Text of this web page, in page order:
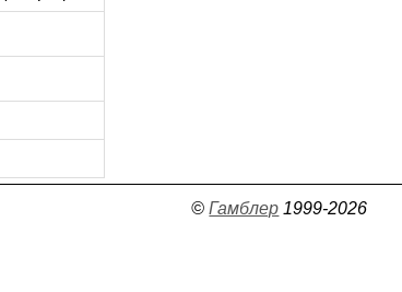
©Гамблер 1999-2026